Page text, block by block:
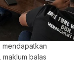
mendapatkan
balas